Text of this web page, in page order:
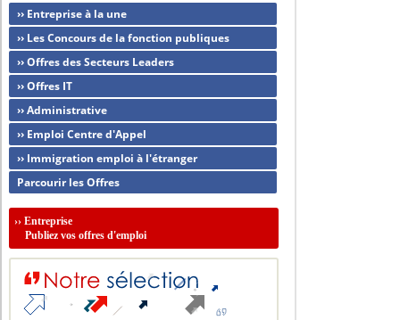
›› Entreprise à la une
›› Les Concours de la fonction publiques
›› Offres des Secteurs Leaders
›› Offres IT
›› Administrative
›› Emploi Centre d'Appel
›› Immigration emploi à l'étranger
Parcourir les Offres
››Entreprise
Publiez vos offres d'emploi